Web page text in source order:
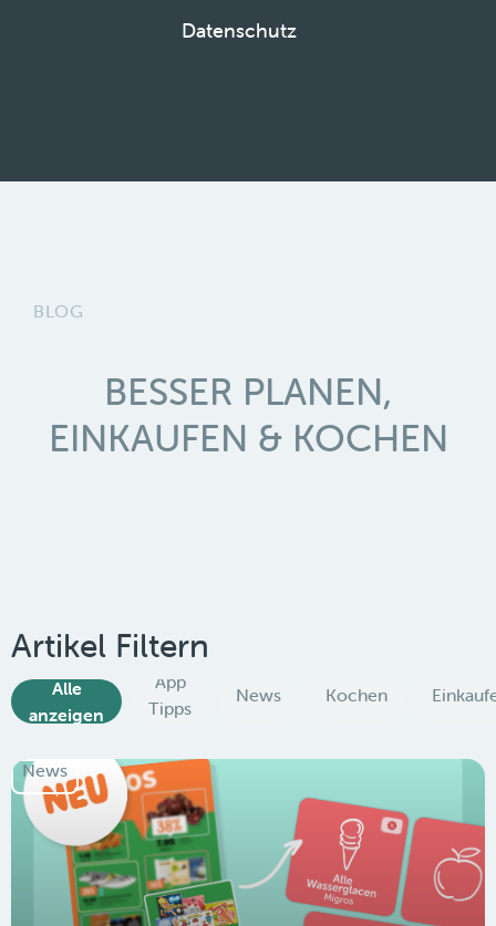
Datenschutz
BLOG
BESSER PLANEN,
EINKAUFEN & KOCHEN
Artikel Filtern
Alle
anzeigen
App
Tipps
News Kochen
News